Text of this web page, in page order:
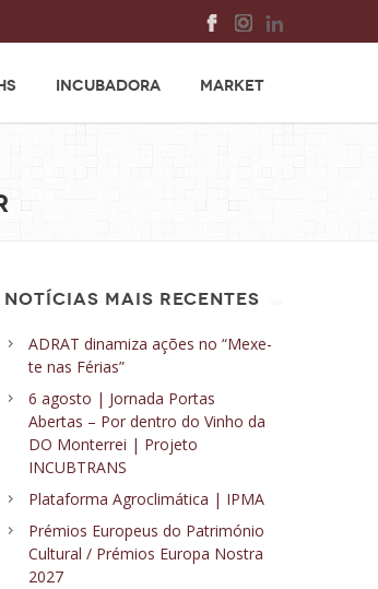
INCUBADORA MARKET
NOTÍCIAS MAIS RECENTES
ADRAT dinamiza ações no “Mexe-
te nas Férias”
6 agosto | Jornada Portas
Abertas – Por dentro do Vinho da
DO Monterrei | Projeto
INCUBTRANS
Plataforma Agroclimática | IPMA
Prémios Europeus do Património
Cultural / Prémios Europa Nostra
2027